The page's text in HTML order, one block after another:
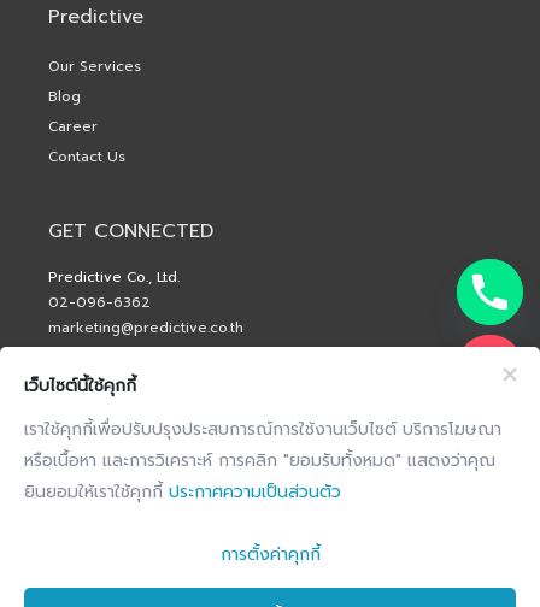
Predictive
Our Services
Blog
Career
Contact Us
GET CONNECTED
Predictive Co., Ltd.
02-096-6362
marketing@predictive.co.th
เว็บไซต์นี้ใช้คุกกี้
เราใช้คุกกี้เพื่อปรับปรุงประสบการณ์การใช้งานเว็บไซต์ บริการโฆษณา
หรือเนื้อหา และการวิเคราะห์ การคลิก "ยอมรับทั้งหมด" แสดงว่าคุณ
ยินยอมให้เราใช้คุกกี้ ประกาศความเป็นส่วนตัว
การตั้งค่าคุกกี้